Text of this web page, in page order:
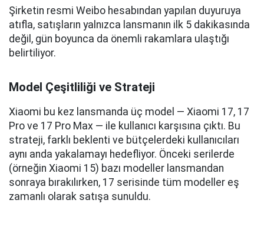
Şirketin resmi Weibo hesabından yapılan duyuruya
atıfla, satışların yalnızca lansmanın ilk 5 dakikasında
değil, gün boyunca da önemli rakamlara ulaştığı
belirtiliyor.
Model Çeşitliliği ve Strateji
Xiaomi bu kez lansmanda üç model — Xiaomi 17, 17
Pro ve 17 Pro Max — ile kullanıcı karşısına çıktı. Bu
strateji, farklı beklenti ve bütçelerdeki kullanıcıları
aynı anda yakalamayı hedefliyor. Önceki serilerde
(örneğin Xiaomi 15) bazı modeller lansmandan
sonraya bırakılırken, 17 serisinde tüm modeller eş
zamanlı olarak satışa sunuldu.